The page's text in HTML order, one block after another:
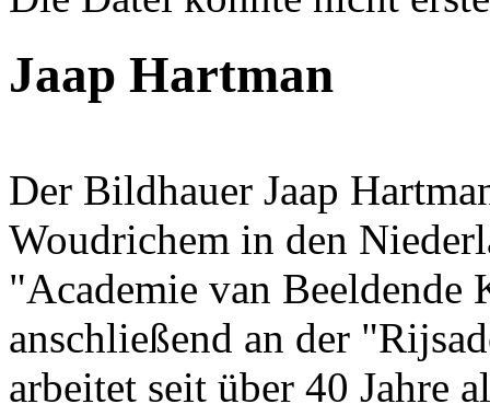
Fehlermeldung
Jaap Hartman
Der Bildhauer Jaap
Woudrichem in den
"Academie van Beeldende
anschließend an der
arbeitet seit über 40 Jahre